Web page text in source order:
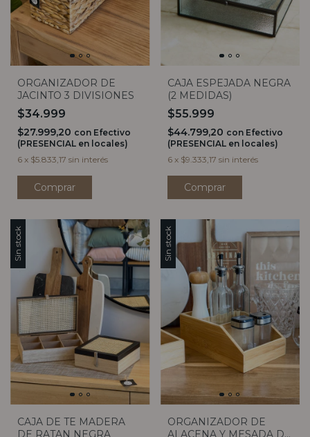
ORGANIZADOR DE
JACINTO 3 DIVISIONES
$34.999
$27.999,20 con Efectivo
(PRESENCIAL en locales)
6 x $5.833,17 sin interés
CAJA ESPEJADA NEGRA
(2 MEDIDAS)
$55.999
$44.799,20 con Efectivo
(PRESENCIAL en locales)
6 x $9.333,17 sin interés
Comprar
Sin stock
CAJA DE TE MADERA
Sin stock
ORGANIZADOR DE